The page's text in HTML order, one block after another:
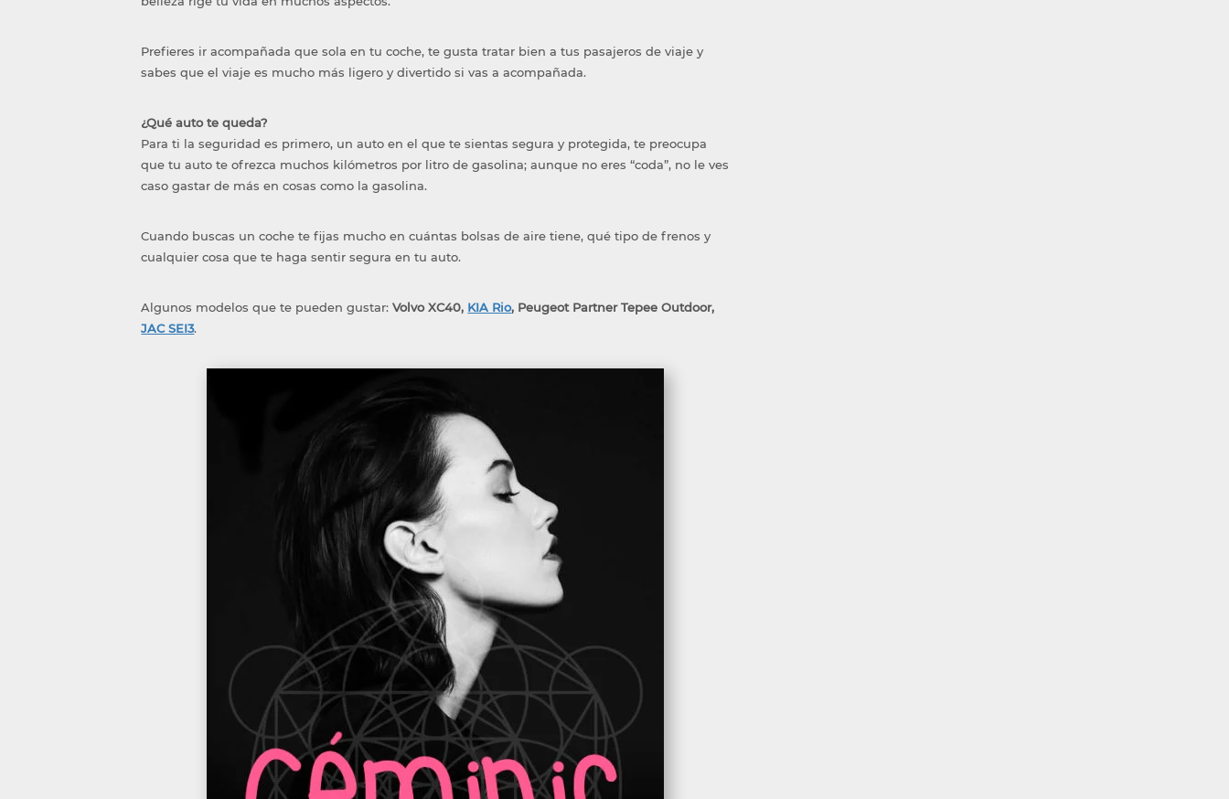
Prefieres ir acompañada que sola en tu coche, te gusta tratar bien a tus pasajeros de viaje y
sabes que el viaje es mucho más ligero y divertido si vas a acompañada.
¿Qué auto te queda?
Para ti la seguridad es primero, un auto en el que te sientas segura y protegida, te preocupa
que tu auto te ofrezca muchos kilómetros por litro de gasolina; aunque no eres “coda”, no le ves
caso gastar de más en cosas como la gasolina.
Cuando buscas un coche te fijas mucho en cuántas bolsas de aire tiene, qué tipo de frenos y
cualquier cosa que te haga sentir segura en tu auto.
Algunos modelos que te pueden gustar:Volvo XC40, KIA Rio, Peugeot Partner Tepee Outdoor,
JAC SEI3.